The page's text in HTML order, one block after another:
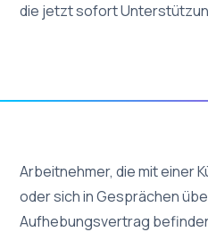
die jetzt sofort
Arbeitnehmer, die mit einer
oder sich in Gesprächen
Aufhebungsvertrag